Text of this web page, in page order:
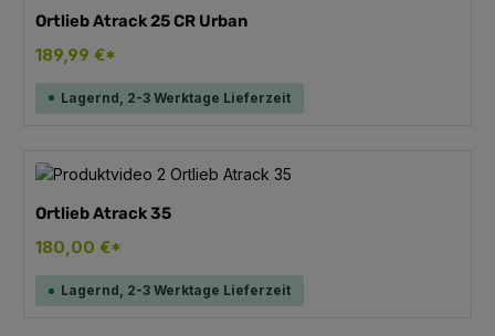
Ortlieb Atrack 25 CR Urban
189,99 €*
Lagernd, 2-3 Werktage Lieferzeit
Ortlieb Atrack 35
180,00 €*
Lagernd, 2-3 Werktage Lieferzeit